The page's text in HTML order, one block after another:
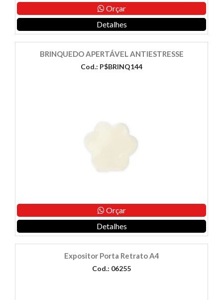
Orçar
Detalhes
BRINQUEDO APERTÁVEL ANTIESTRESSE
Cod.: P$BRINQ144
Orçar
Detalhes
Expositor Porta Retrato A4
Cod.: 06255